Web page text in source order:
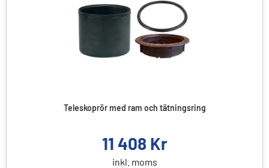
Teleskoprör med ram och tätningsring
11 408 Kr
inkl. moms